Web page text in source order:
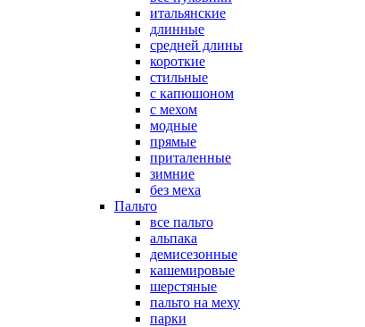
итальянские
длинные
средней длины
короткие
стильные
с капюшоном
с мехом
модные
прямые
приталенные
зимние
без меха
Пальто
все пальто
альпака
демисезонные
кашемировые
шерстяные
пальто на меху
парки